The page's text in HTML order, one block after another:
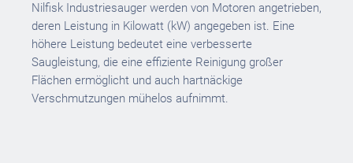
Nilfisk Industriesauger werden von Motoren angetrieben,
deren Leistung in Kilowatt (kW) angegeben ist. Eine
höhere Leistung bedeutet eine verbesserte
Saugleistung, die eine effiziente Reinigung großer
Flächen ermöglicht und auch hartnäckige
Verschmutzungen mühelos aufnimmt.